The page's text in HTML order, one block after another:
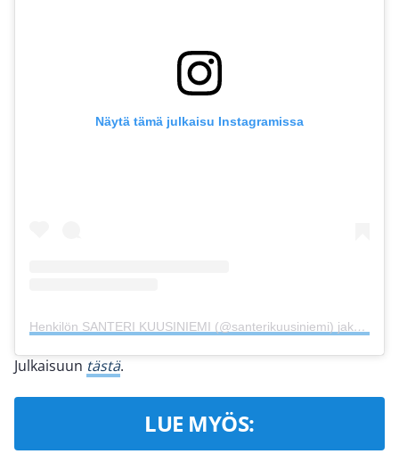
Näytä tämä julkaisu Instagramissa
Henkilön SANTERI KUUSINIEMI (@santerikuusiniemi) jakama julkaisu
Julkaisuun tästä.
LUE MYÖS: